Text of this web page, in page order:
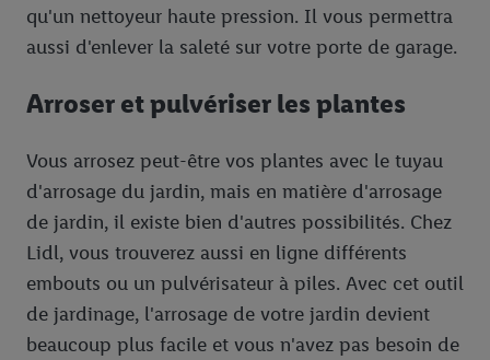
qu'un nettoyeur haute pression. Il vous permettra
aussi d'enlever la saleté sur votre porte de garage.
Arroser et pulvériser les plantes
Vous arrosez peut-être vos plantes avec le tuyau
d'arrosage du jardin, mais en matière d'arrosage
de jardin, il existe bien d'autres possibilités. Chez
Lidl, vous trouverez aussi en ligne différents
embouts ou un pulvérisateur à piles. Avec cet outil
de jardinage, l'arrosage de votre jardin devient
beaucoup plus facile et vous n'avez pas besoin de